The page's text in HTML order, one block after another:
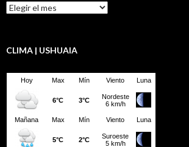
Resumen
LBD
CLIMA | USHUAIA